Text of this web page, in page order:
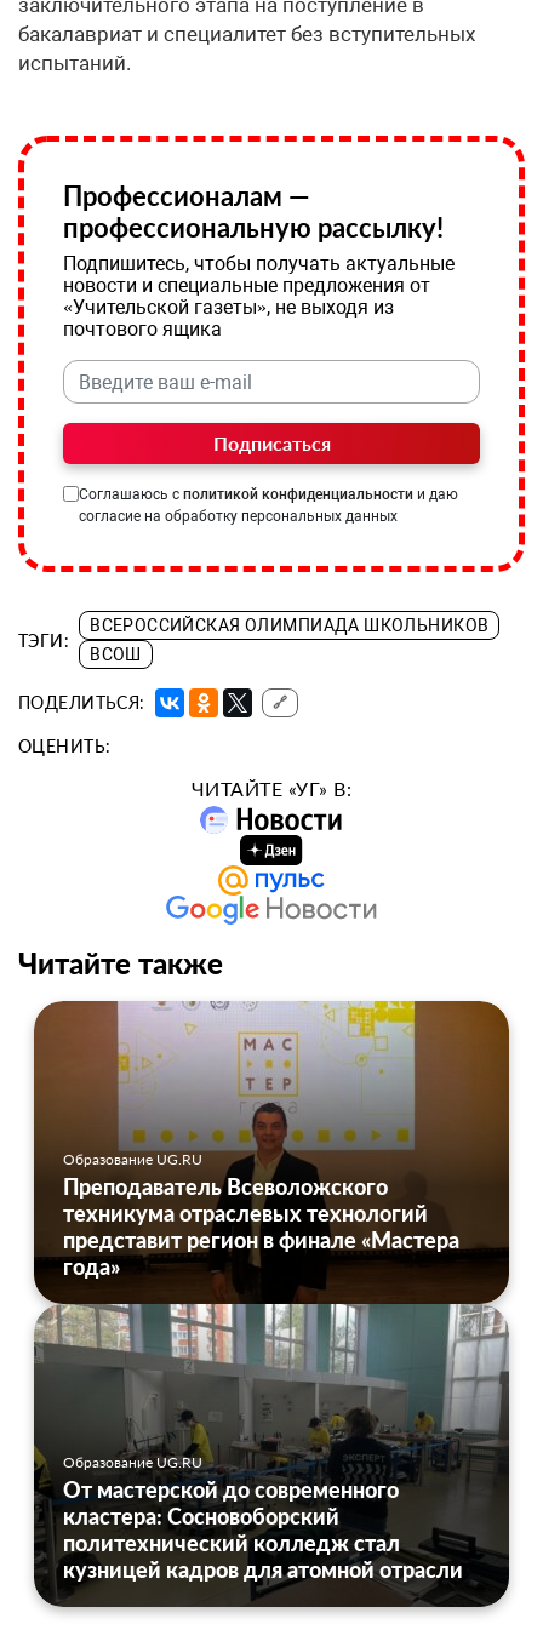
заключительного этапа на поступление в
бакалавриат и специалитет без вступительных
испытаний.
Профессионалам —
профессиональную рассылку!
Подпишитесь, чтобы получать актуальные
новости и специальные предложения от
«Учительской газеты», не выходя из
почтового ящика
Подписаться
Соглашаюсь с политикой конфиденциальности и даю
согласие на обработку персональных данных
ТЭГИ:
ВСЕРОССИЙСКАЯ ОЛИМПИАДА ШКОЛЬНИКОВ
ВСОШ
ПОДЕЛИТЬСЯ: 🔗
ОЦЕНИТЬ:
ЧИТАЙТЕ «УГ» В:
Читайте также
Образование UG.RU
Преподаватель Всеволожского
техникума отраслевых технологий
представит регион в финале «Мастера
года»
Образование UG.RU
От мастерской до современного
кластера: Сосновоборский
политехнический колледж стал
кузницей кадров для атомной отрасли